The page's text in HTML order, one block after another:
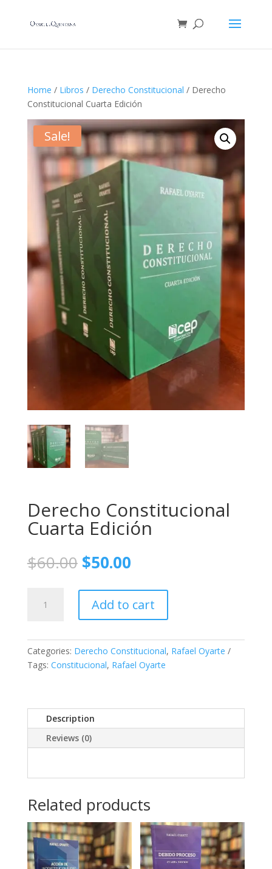
Home / Libros / Derecho Constitucional / Derecho
Constitucional Cuarta Edición
Sale!
Derecho Constitucional
Cuarta Edición
$60.00 Original
price
was:
$60.00.
$50.00Current
is:
$50.00.
Constitucional
quantity
Add to cart
Categories: Derecho Constitucional, Rafael Oyarte
Tags: Constitucional, Rafael Oyarte
Description
Reviews (0)
Related products